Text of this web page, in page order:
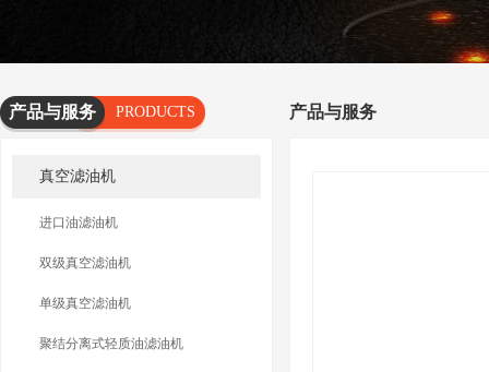
产品与服务
PRODUCTS
真空滤油机
进口油滤油机
双级真空滤油机
单级真空滤油机
聚结分离式轻质油滤油机
产品与服务